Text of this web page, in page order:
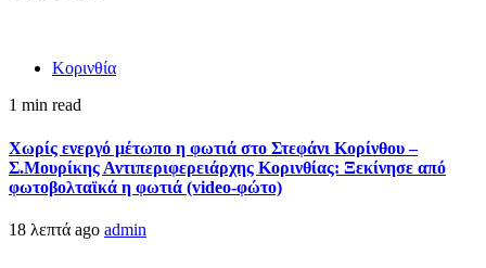
Κορινθία
1 min read
Χωρίς ενεργό μέτωπο η φωτιά στο Στεφάνι Κορίνθου –
Σ.Μουρίκης Αντιπεριφερειάρχης Κορινθίας: Ξεκίνησε από
φωτοβολταϊκά η φωτιά (video-φώτο)
18 λεπτά ago admin